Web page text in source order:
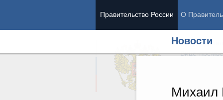
Правительство России О
Новости
Михаил
Вице-